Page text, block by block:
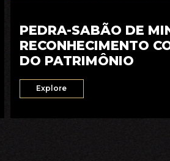
PEDRA-SABÃO DE
RECONHECIMENTO
DO PATRIMÔNIO
Explore